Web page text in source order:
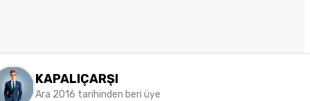
KAPALIÇARŞI
Ara 2016 tarihinden beri üye